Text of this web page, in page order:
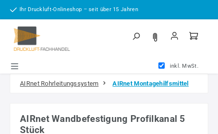
Zum Hauptinhalt springen
Ihr Druckluft-Onlineshop – seit über 15 Jahren
inkl. MwSt.
AIRnet Rohrleitungssystem AIRnet Montagehilfsmittel
AIRnet Wandbefestigung Profilkanal 5
Stück